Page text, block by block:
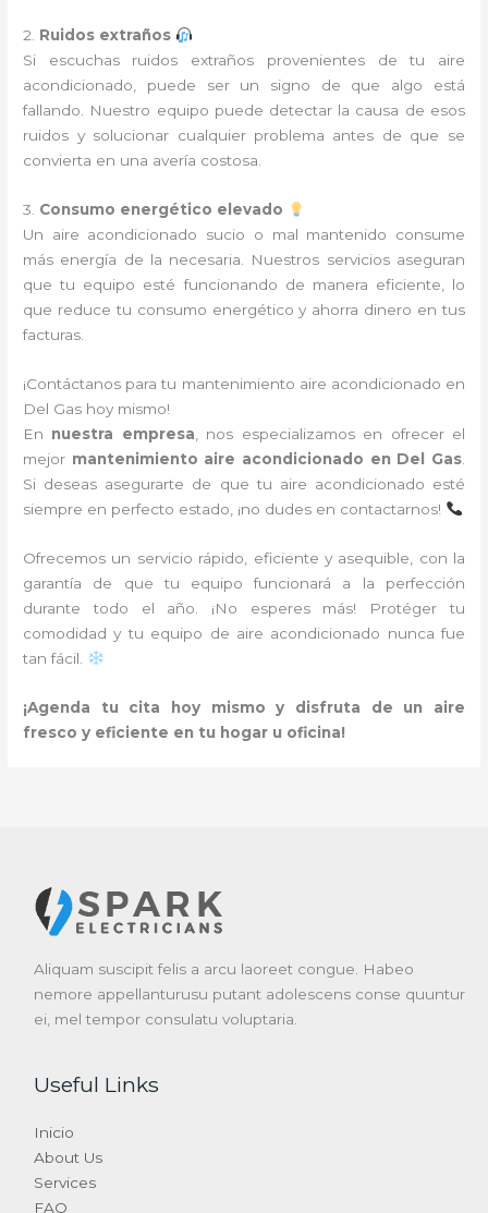
2. Ruidos extraños
Si escuchas ruidos extraños provenientes de tu aire
acondicionado, puede ser un signo de que algo está
fallando. Nuestro equipo puede detectar la causa de esos
ruidos y solucionar cualquier problema antes de que se
convierta en una avería costosa.
3. Consumo energético elevado
Un aire acondicionado sucio o mal mantenido consume
más energía de la necesaria. Nuestros servicios aseguran
que tu equipo esté funcionando de manera eficiente, lo
que reduce tu consumo energético y ahorra dinero en tus
facturas.
¡Contáctanos para tu mantenimiento aire acondicionado en
Del Gas hoy mismo!
En nuestra empresa , nos especializamos en ofrecer el
mejor mantenimiento aire acondicionado en Del Gas.
Si deseas asegurarte de que tu aire acondicionado esté
siempre en perfecto estado, ¡no dudes en contactarnos!
Ofrecemos un servicio rápido, eficiente y asequible, con la
garantía de que tu equipo funcionará a la perfección
durante todo el año. ¡No esperes más! Protéger tu
comodidad y tu equipo de aire acondicionado nunca fue
tan fácil.
¡Agenda tu cita hoy mismo y disfruta de un aire
fresco y eficiente en tu hogar u oficina!
Aliquam suscipit felis a arcu laoreet congue. Habeo
nemore appellanturusu putant adolescens conse quuntur
ei, mel tempor consulatu voluptaria.
Useful Links
Inicio
About Us
Services
FAQ